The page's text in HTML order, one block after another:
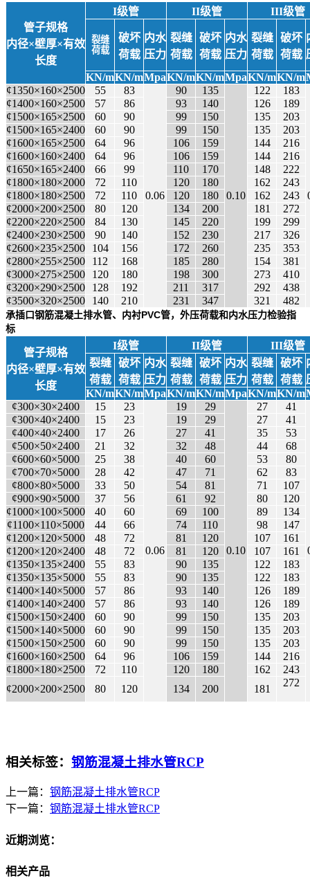
管子规格
内径×壁厚×有效
长度
I级管 II级管 III级管
裂缝
荷载
破坏
荷载
内水
压力
裂缝
荷载
破坏
荷载
内水
压力
裂缝
荷载
破坏
荷载
KN/mKN/mMpaKN/mKN/mMpaKN/mKN/m
¢1350×160×2500
55 83
0.06
90 135
0.10
122 183
¢1400×160×2500 57 86 93 140 126
189
¢1500×165×2500
60 90 99 150 135
203
¢1500×165×2400
60 90 99 150 135
203
¢1600×165×2500
64 96 106 159 144
216
¢1600×160×2400
64 96 106 159 144
216
¢1650×165×2400
66 99 110 170 148
222
¢1800×180×2000
72 110 120 180 162
243
¢1800×180×2500
72 110 120 180 162
243
¢2000×200×2500
80 120 134 200 181
272
¢2200×220×2500
84 130 145 220 199
299
¢2400×230×2500
90 140 152 230 217
326
¢2600×235×2500
104 156 172 260 235
353
¢2800×255×2500
112 168 185 280 154
381
¢3000×275×2500
120 180 198 300 273
410
¢3200×290×2500
128 192 211 317 292
438
¢3500×320×2500
140 210 231 347 321 482
承插口钢筋混凝土排水管、内衬PVC管，外压荷载和内水压力检验指
标
管子规格
内径×壁厚×有效
长度
I级管 II级管
III级管
裂缝
荷载
破坏
荷载
内水
压力
裂缝
荷载
破坏
荷载
内水
压力
裂缝
荷载
破坏
荷载
KN/mKN/mMpaKN/mKN/mMpaKN/mKN/m
¢300×30×2400
15 23
0.06
19 29
0.10
27 41
¢300×40×2400 15 23 19 29 27
41
¢400×40×2400
17 26 27 41 35
53
¢500×50×2400
21 32 32 48 44
68
¢600×60×5000
25 38 40 60 53
80
¢700×70×5000
28 42 47 71 62
83
¢800×80×5000
33 50 54 81 71
107
¢900×90×5000
37 56 61 92 80
120
¢1000×100×5000
40 60 69 100 89
134
¢1100×110×5000
44 66 74 110 98
147
¢1200×120×5000
48 72 81 120 107
161
¢1200×120×2400
48 72 81 120 107
161
¢1350×135×2400
55 83 90 135 122
183
¢1350×135×5000
55 83 90 135 122
183
¢1400×140×5000
57 86 93 140 126
189
¢1400×140×2400
57 86 93 140 126
189
¢1500×150×2400
60 90 99 150 135
203
¢1500×140×5000
60 90 99 150 135
203
¢1500×150×2500
60 90 99 150 135
203
¢1600×160×2500
64 96 106 159 144
216
¢1800×180×2500
72 110 120 180 162
243
¢2000×200×2500
80 120 134 200 181
272
相关标签： 钢筋混凝土排水管RCP
上一篇： 钢筋混凝土排水管RCP
下一篇： 钢筋混凝土排水管RCP
近期浏览：
相关产品